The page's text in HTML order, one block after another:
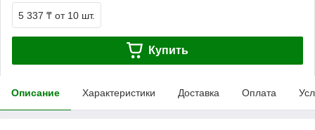
5 337 ₸ от 10 шт.
Купить
Описание Характеристики Доставка Оплата